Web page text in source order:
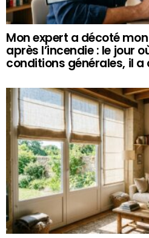
Mon expert a décoté
après l’incendie : le jour
conditions générales, il a